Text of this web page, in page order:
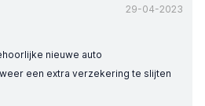
29-04-2023
nieuwe auto
een extra verzekering te slijten